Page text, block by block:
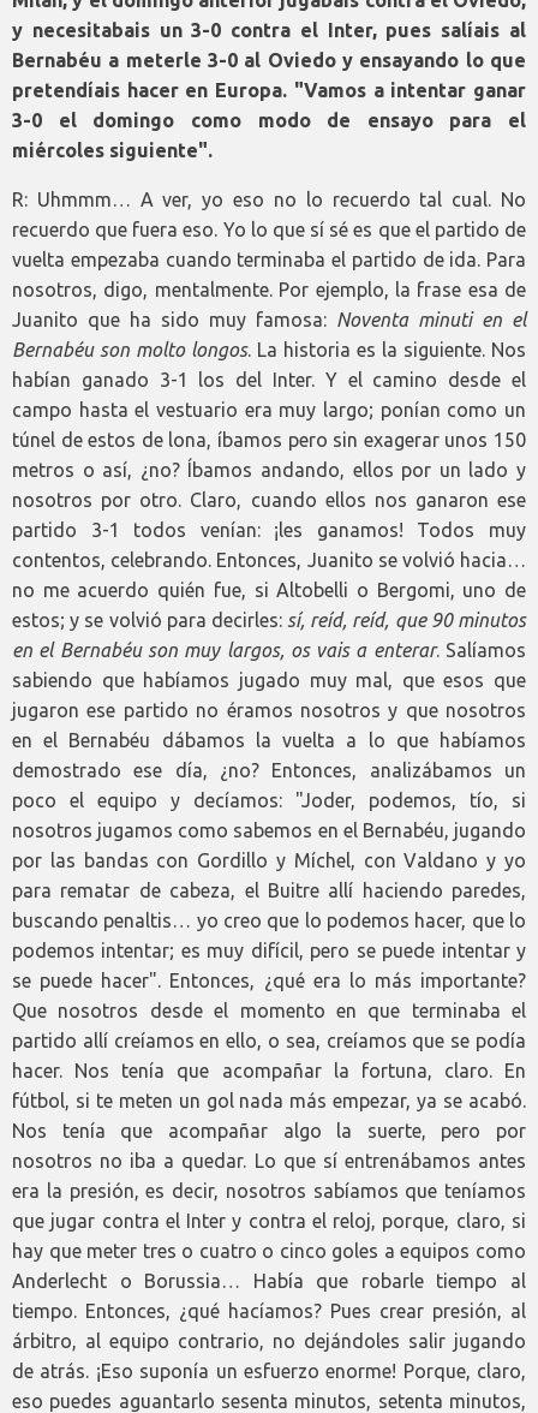
y necesitabais un 3-0 contra el Inter, pues salíais al
Bernabéu a meterle 3-0 al Oviedo y ensayando lo que
pretendíais hacer en Europa. "Vamos a intentar ganar
3-0 el domingo como modo de ensayo para el
miércoles siguiente".
R: Uhmmm… A ver, yo eso no lo recuerdo tal cual. No
recuerdo que fuera eso. Yo lo que sí sé es que el partido de
vuelta empezaba cuando terminaba el partido de ida. Para
nosotros, digo, mentalmente. Por ejemplo, la frase esa de
Juanito que ha sido muy famosa: Noventa minuti en el
Bernabéu son molto longos. La historia es la siguiente. Nos
habían ganado 3-1 los del Inter. Y el camino desde el
campo hasta el vestuario era muy largo; ponían como un
túnel de estos de lona, íbamos pero sin exagerar unos 150
metros o así, ¿no? Íbamos andando, ellos por un lado y
nosotros por otro. Claro, cuando ellos nos ganaron ese
partido 3-1 todos venían: ¡les ganamos! Todos muy
contentos, celebrando. Entonces, Juanito se volvió hacia…
no me acuerdo quién fue, si Altobelli o Bergomi, uno de
estos; y se volvió para decirles: sí, reíd, reíd, que 90 minutos
en el Bernabéu son muy largos, os vais a enterar. Salíamos
sabiendo que habíamos jugado muy mal, que esos que
jugaron ese partido no éramos nosotros y que nosotros
en el Bernabéu dábamos la vuelta a lo que habíamos
demostrado ese día, ¿no? Entonces, analizábamos un
poco el equipo y decíamos: "Joder, podemos, tío, si
nosotros jugamos como sabemos en el Bernabéu, jugando
por las bandas con Gordillo y Míchel, con Valdano y yo
para rematar de cabeza, el Buitre allí haciendo paredes,
buscando penaltis… yo creo que lo podemos hacer, que lo
podemos intentar; es muy difícil, pero se puede intentar y
se puede hacer". Entonces, ¿qué era lo más importante?
Que nosotros desde el momento en que terminaba el
partido allí creíamos en ello, o sea, creíamos que se podía
hacer. Nos tenía que acompañar la fortuna, claro. En
fútbol, si te meten un gol nada más empezar, ya se acabó.
Nos tenía que acompañar algo la suerte, pero por
nosotros no iba a quedar. Lo que sí entrenábamos antes
era la presión, es decir, nosotros sabíamos que teníamos
que jugar contra el Inter y contra el reloj, porque, claro, si
hay que meter tres o cuatro o cinco goles a equipos como
Anderlecht o Borussia… Había que robarle tiempo al
tiempo. Entonces, ¿qué hacíamos? Pues crear presión, al
árbitro, al equipo contrario, no dejándoles salir jugando
de atrás. ¡Eso suponía un esfuerzo enorme! Porque, claro,
eso puedes aguantarlo sesenta minutos, setenta minutos,